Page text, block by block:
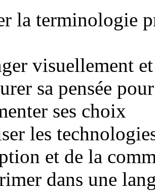
la terminologie
visuellement
sa pensée
ses choix
les
et de la
dans une